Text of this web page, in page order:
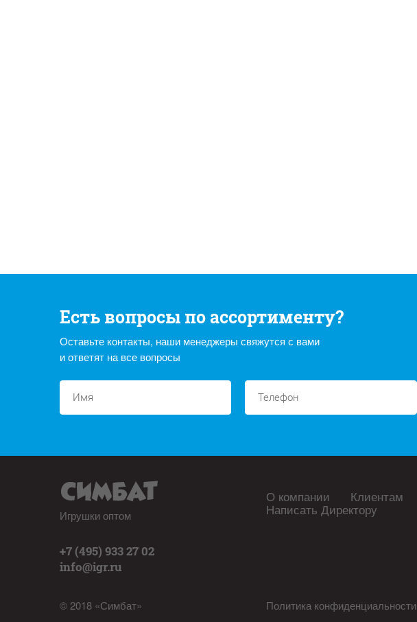
Есть вопросы по ассортименту?
Оставьте контакты, наши менеджеры свяжутся с вами
и ответят на все вопросы
Игрушки оптом
+7 (495) 933 27 02
info@igr.ru
© 2018 «Симбат»
О компании Клиентам
Написать Директору
Политика конфиденциальности